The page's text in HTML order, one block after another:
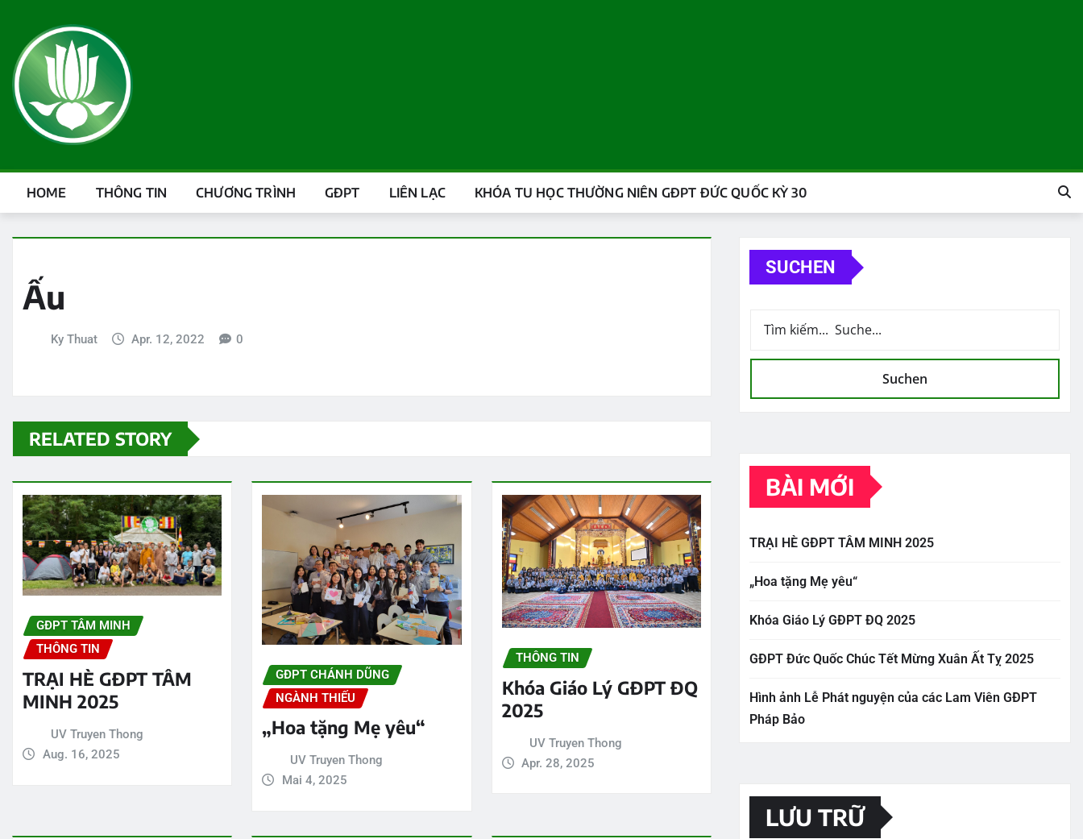
HOME THÔNG TIN CHƯƠNG TRÌNH GĐPT LIÊN LẠC KHÓA TU HỌC THƯỜNG NIÊN GĐPT ĐỨC QUỐC KỲ 30
Ấu
Ky Thuat Apr. 12, 2022 0
RELATED STORY
GĐPT TÂM MINH
THÔNG TIN
TRẠI HÈ GĐPT TÂM
MINH 2025
UV Truyen Thong
Aug. 16, 2025
GĐPT CHÁNH DŨNG
NGÀNH THIẾU
„Hoa tặng Mẹ yêu“
UV Truyen Thong
Mai 4, 2025
THÔNG TIN
Khóa Giáo Lý GĐPT ĐQ
2025
UV Truyen Thong
Apr. 28, 2025
SUCHEN
Suchen
BÀI MỚI
TRẠI HÈ GĐPT TÂM MINH 2025
„Hoa tặng Mẹ yêu“
Khóa Giáo Lý GĐPT ĐQ 2025
GĐPT Đức Quốc Chúc Tết Mừng Xuân Ất Tỵ 2025
Hình ảnh Lễ Phát nguyện của các Lam Viên GĐPT
Pháp Bảo
LƯU TRỮ